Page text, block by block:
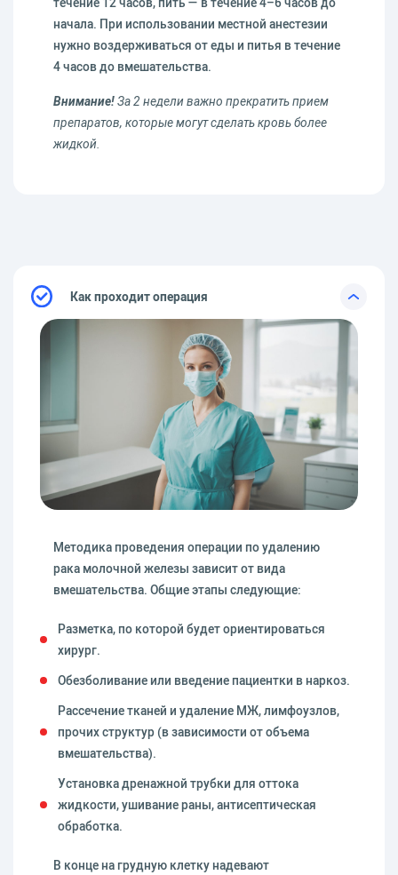
начала. При использовании местной анестезии
нужно воздерживаться от еды и питья в течение
4 часов до вмешательства.
Внимание!За 2 недели важно прекратить прием
препаратов, которые могут сделать кровь более
жидкой.
Как проходит операция
Методика проведения операции по удалению
рака молочной железы зависит от вида
вмешательства. Общие этапы следующие:
Разметка, по которой будет ориентироваться
хирург.
Обезболивание или введение пациентки в наркоз.
Рассечение тканей и удаление МЖ, лимфоузлов,
прочих структур (в зависимости от объема
вмешательства).
Установка дренажной трубки для оттока
жидкости, ушивание раны, антисептическая
обработка.
В конце на грудную клетку надевают